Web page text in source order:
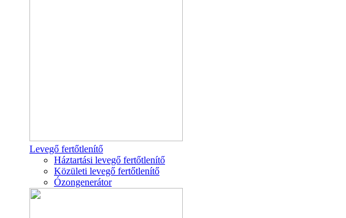
Levegő fertőtlenítő
Háztartási levegő fertőtlenítő
Közületi levegő fertőtlenítő
Ózongenerátor